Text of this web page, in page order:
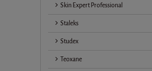
Skin Expert Professional
Staleks
Studex
Teoxane